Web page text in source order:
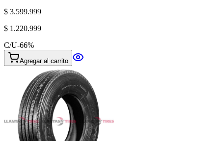
$ 3.599.999
$ 1.220.999
C/U-66%
Agregar al carrito